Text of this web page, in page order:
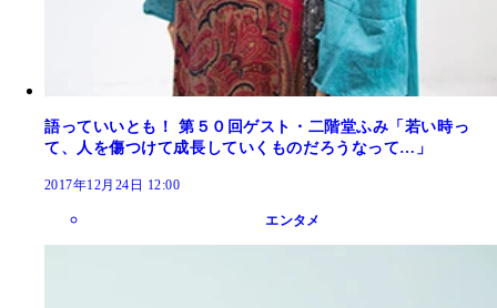
語っていいとも！ 第５０回ゲスト・二階堂ふみ「若い時っ
て、人を傷つけて成長していくものだろうなって…」
2017年12月24日 12:00
エンタメ